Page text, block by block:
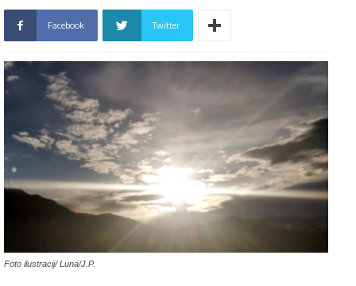
Facebook Twitter
Foto ilustracij/ Luna/J.P.